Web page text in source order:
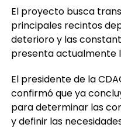
El proyecto busca
principales recintos
deterioro y las
presenta actualmente
El presidente de la
confirmó que ya
para determinar las
y definir las